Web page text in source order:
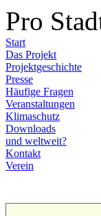
Pro
Start
Das Projekt
Projektgeschichte
Presse
Häufige Fragen
Veranstaltungen
Klimaschutz
Downloads
und weltweit?
Kontakt
Verein